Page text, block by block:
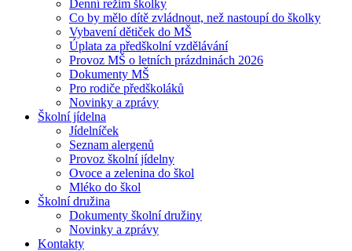
Denní režim školky
Co by mělo dítě zvládnout, než nastoupí do školky
Vybavení dětiček do MŠ
Úplata za předškolní vzdělávání
Provoz MŠ o letních prázdninách 2026
Dokumenty MŠ
Pro rodiče předškoláků
Novinky a zprávy
Školní jídelna
Jídelníček
Seznam alergenů
Provoz školní jídelny
Ovoce a zelenina do škol
Mléko do škol
Školní družina
Dokumenty školní družiny
Novinky a zprávy
Kontakty